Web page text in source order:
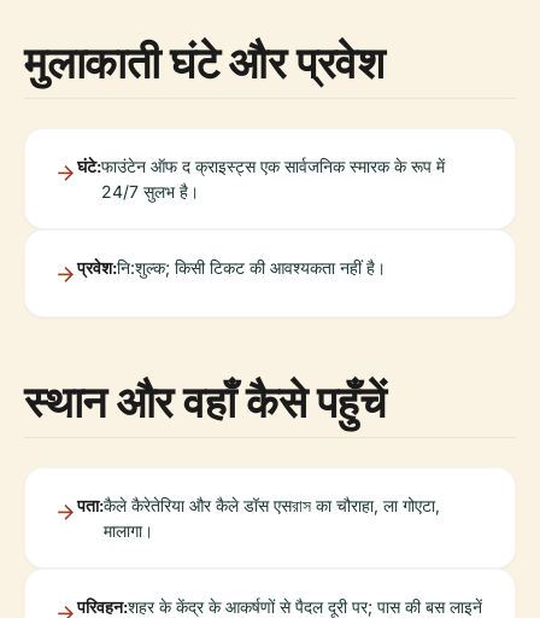
मुलाकाती घंटे और प्रवेश
घंटे:फाउंटेन ऑफ द क्राइस्ट्स एक सार्वजनिक स्मारक के रूप में
24/7 सुलभ है।
प्रवेश:नि:शुल्क; किसी टिकट की आवश्यकता नहीं है।
स्थान और वहाँ कैसे पहुँचें
पता:कैले कैरेतेरिया और कैले डॉस एसরাস का चौराहा, ला गोएटा,
मालागा।
परिवहन:शहर के केंद्र के आकर्षणों से पैदल दूरी पर; पास की बस लाइनें